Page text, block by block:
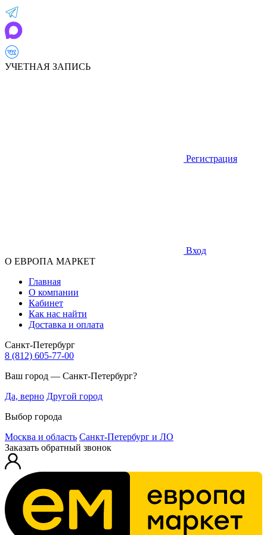
УЧЕТНАЯ ЗАПИСЬ
Регистрация
Вход
О ЕВРОПА МАРКЕТ
Главная
О компании
Кабинет
Как нас найти
Доставка и оплата
Санкт-Петербург
8 (812) 605-77-00
Ваш город — Санкт-Петербург?
Да, верно Другой город
Выбор города
Москва и область Санкт-Петербург и ЛО
Заказать обратный звонок